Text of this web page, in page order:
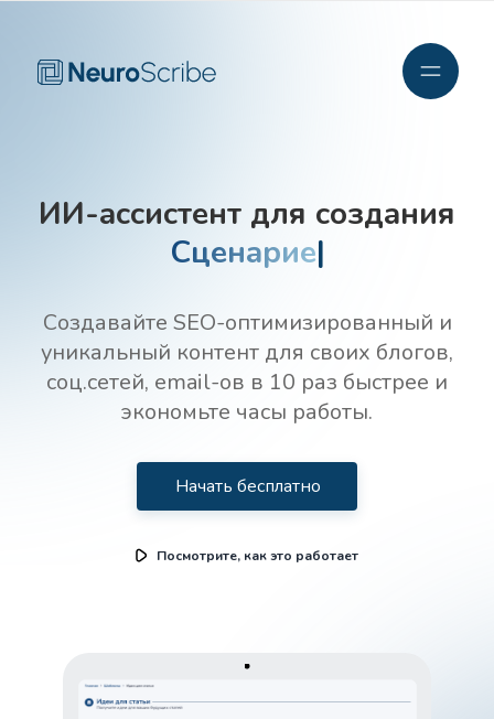
ИИ-ассистент для создания
|
Создавайте SEO-оптимизированный и
уникальный контент для своих блогов,
соц.сетей, email-ов в 10 раз быстрее и
экономьте часы работы.
Начать бесплатно
Посмотрите, как это работает